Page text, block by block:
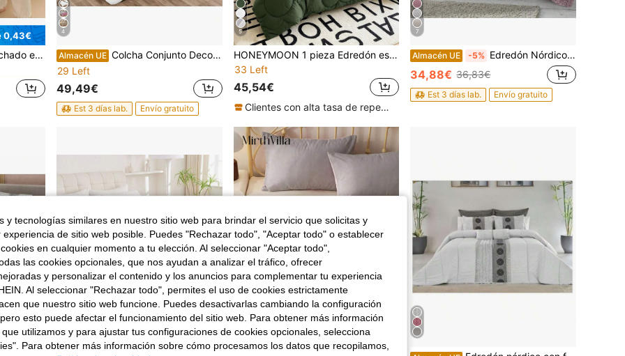
0,43€
de invitados, temporada de regreso a la escuela; útiles escolares, ropa de cama para dormitorio
en Poliéster Edredones y juegos de cama
en Poliéster Edredones y juegos de cama
4
Almacén UE Colcha Conjunto Decorativo con 2 Almohadas, 250 x 260 cms + 2 cojines a juego con relleno para entretiempo,Edredones Colcha decorar tu dormitorio para Cama 135cm/ 150cm fabricados en Portugal.
29 Left
49,49€
Est 3 días lab. Envío gratuito
5
HONEYMOON 1 pieza Edredón esponjoso y cálido con patrón floral para todas las estaciones, acolchado alternativo de plumón cómodo como una nube, adecuado para todos los tamaños de cama - Individual, Doble, Queen, King, Certificado Oeko-Tex
33 Left
45,54€
Clientes con alta tasa de repetición
7
Almacén UE -5% Edredón Nórdico de Microfibra Alternativa al plumón,Edredón Relleno Nórdico 4 Estaciones Con Estampado Y Reversible .Variedad de Colores.
34,88€ 36,83€
Est 3 días lab. Envío gratuito
5
y tecnologías similares en nuestro sitio web para brindar el servicio que solicitas y
de sitio web posible. Puedes "Rechazar todo", "Aceptar todo" o establecer
en cualquier momento a tu elección. Al seleccionar "Aceptar todo",
las cookies opcionales, que nos ayudan a analizar el tráfico, ofrecer
y personalizar el contenido y los anuncios para complementar tu experiencia
Al seleccionar "Rechazar todo", permites el uso de cookies estrictamente
que nuestro sitio web funcione. Puedes desactivarlas cambiando la configuración
esto puede afectar el funcionamiento del sitio web. Para obtener más información
utilizamos y para ajustar tus configuraciones de cookies opcionales, selecciona
Para obtener más información sobre cómo procesamos los datos que recopilamos,